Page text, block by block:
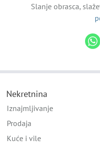
Slanje obrasca,
Nekretnina
Iznajmljivanje
Prodaja
Kuće i vile